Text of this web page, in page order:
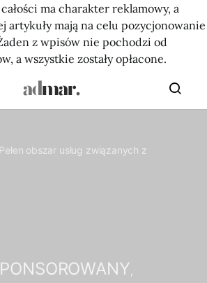
ma charakter reklamowy, a
artykuły mają na celu pozycjonowanie
z wpisów nie pochodzi od
a wszystkie zostały opłacone.
Pełen obszar usług związanych z